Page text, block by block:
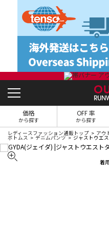
価格
から探す
OFF 率
から探す
レディースファッション通販トップ アウ
ボトムス デニムパンツ ジャストウエ
着